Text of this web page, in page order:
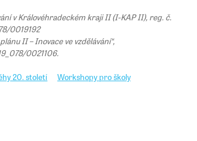
v Královéhradeckém kraji II (I-KAP II), reg. č.
0019192
II – Inovace ve vzdělávání“,
0021106.
20. století
Workshopy pro školy